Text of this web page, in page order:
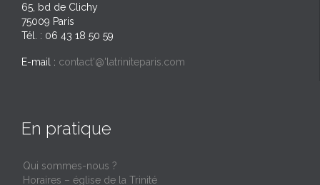
65, bd de Clichy
75009 Paris
Tél. : 06 43 18 50 59
E-mail : contact'@'latriniteparis.com
En pratique
Qui sommes-nous ?
Horaires – église de la Trinité